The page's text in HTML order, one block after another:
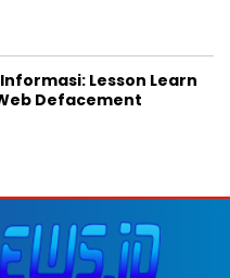
Lesson Learn
Defacement